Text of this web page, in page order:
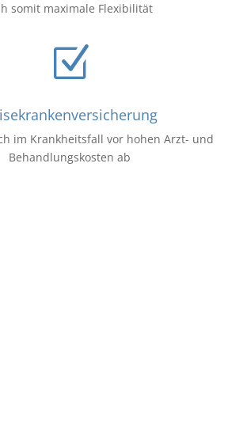
somit maximale Flexibilität
Z
im Krankheitsfall vor hohen Arzt- und
Behandlungskosten ab